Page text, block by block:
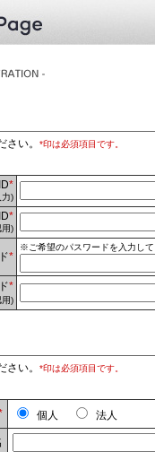
い。 *印は必須項目です。
*
力)
*
用)
*
※ご希望のパスワードを入力し
*
用)
い。 *印は必須項目です。
個人 法人